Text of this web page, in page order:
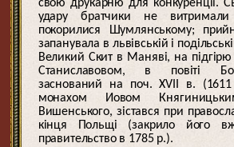
свою друкарню для конкуренції.
удару братчики не
покорилися Шумлянському;
запанувала в львівській і
Великий Скит в Маняві, на підгірю
Станиславовом, в повіті
заснований на поч. XVII в.
монахом Иовом
Вишенського, зістався при
кінця Польщі (закрило його
правительство в 1785 р.).